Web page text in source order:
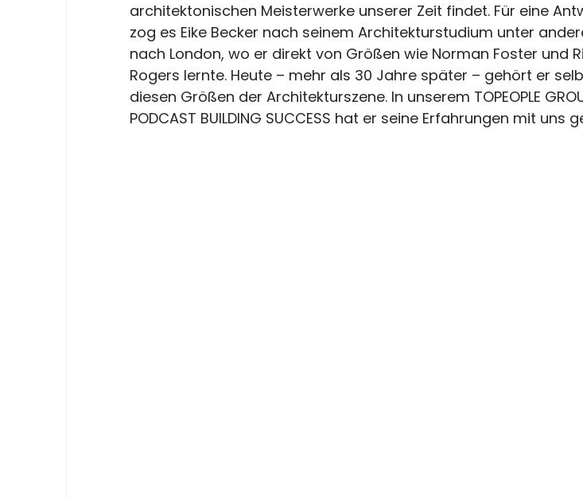
architektonischen Meisterwerke unserer Zeit findet. Für eine
zog es Eike Becker nach seinem Architekturstudium unter
nach London, wo er direkt von Größen wie Norman Foster und
Rogers lernte. Heute – mehr als 30 Jahre später – gehört er
diesen Größen der Architekturszene. In unserem TOPEOPLE
PODCAST BUILDING SUCCESS hat er seine Erfahrungen mit uns